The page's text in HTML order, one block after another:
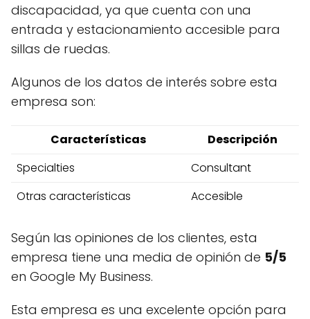
discapacidad, ya que cuenta con una
entrada y estacionamiento accesible para
sillas de ruedas.
Algunos de los datos de interés sobre esta
empresa son:
Características
Descripción
Specialties
Consultant
Otras características
Accesible
Según las opiniones de los clientes, esta
empresa tiene una media de opinión de 5/5
en Google My Business.
Esta empresa es una excelente opción para